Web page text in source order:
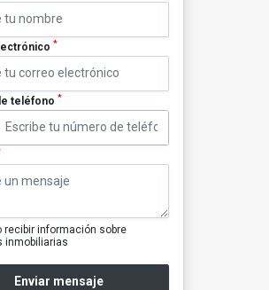
*
teléfono *
recibir información sobre
inmobiliarias
Enviar mensaje